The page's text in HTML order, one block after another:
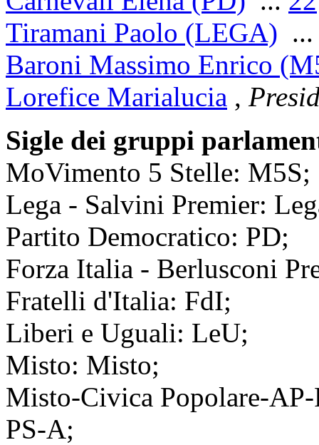
Tiramani Paolo (LEGA)
Baroni Massimo Enrico
Lorefice Marialucia ,
Sigle dei gruppi
MoVimento 5 Stelle: M5S;
Lega - Salvini Premier:
Partito Democratico: PD;
Forza Italia - Berlusconi
Fratelli d'Italia: FdI;
Liberi e Uguali: LeU;
Misto: Misto;
Misto-Civica Popolare-
PS-A;